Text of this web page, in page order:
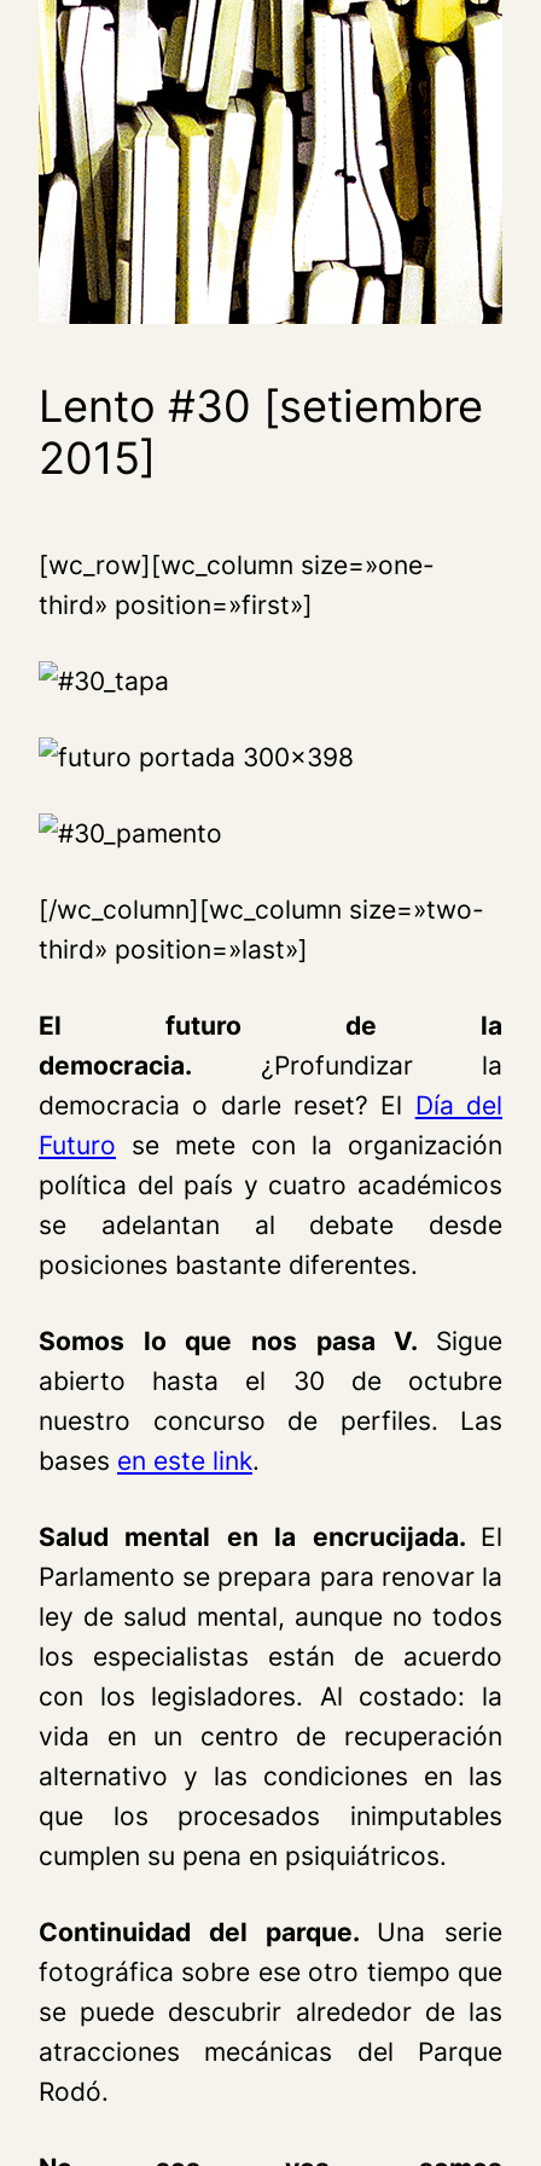
Lento #30 [setiembre
2015]
[wc_row][wc_column size=»one-
third» position=»first»]
[/wc_column][wc_column size=»two-
third» position=»last»]
El futuro de la
democracia. ¿Profundizar la
democracia o darlereset? El Día del
Futuro se mete con la organización
política del país y cuatro académicos
se adelantan al debate desde
posiciones bastante diferentes.
Somos lo que nos pasa V. Sigue
abierto hasta el 30 de octubre
nuestro concurso de perfiles. Las
bases en este link.
Salud mental en la encrucijada. El
Parlamento se prepara para renovar la
ley de salud mental, aunque no todos
los especialistas están de acuerdo
con los legisladores. Al costado: la
vida en un centro de recuperación
alternativo y las condiciones en las
que los procesados inimputables
cumplen su pena en psiquiátricos.
Continuidad del parque. Una serie
fotográfica sobre ese otro tiempo que
se puede descubrir alrededor de las
atracciones mecánicas del Parque
Rodó.